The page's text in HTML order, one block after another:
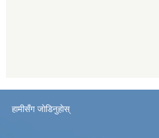
हामीसँग जाेडिनुहाेस्